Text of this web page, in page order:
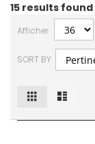
15 results found
Afficher
SORT BY
Afficher
en
Grille